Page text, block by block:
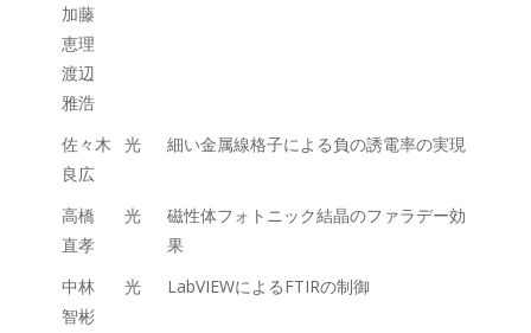
加藤
恵理
渡辺
雅浩
佐々木
良広
光 細い金属線格子による負の誘電率の実現
高橋
直孝
光
磁性体フォトニック結晶のファラデー効
果
中林
智彬
光 LabVIEWによるFTIRの制御